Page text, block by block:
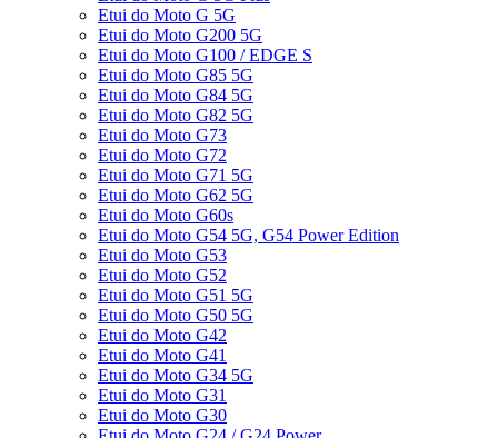
Etui do Moto G 5G
Etui do Moto G200 5G
Etui do Moto G100 / EDGE S
Etui do Moto G85 5G
Etui do Moto G84 5G
Etui do Moto G82 5G
Etui do Moto G73
Etui do Moto G72
Etui do Moto G71 5G
Etui do Moto G62 5G
Etui do Moto G60s
Etui do Moto G54 5G, G54 Power Edition
Etui do Moto G53
Etui do Moto G52
Etui do Moto G51 5G
Etui do Moto G50 5G
Etui do Moto G42
Etui do Moto G41
Etui do Moto G34 5G
Etui do Moto G31
Etui do Moto G30